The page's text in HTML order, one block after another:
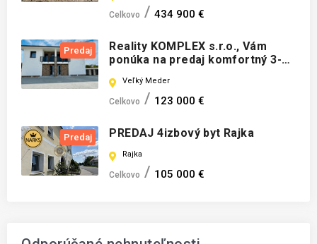
Celkovo 434 900 €
Predaj
Reality KOMPLEX s.r.o., Vám
ponúka na predaj komfortný 3-
štvorbytovky vo Veľkom Mederi
Veľký Meder
Celkovo 123 000 €
Predaj PREDAJ 4izbový byt Rajka
Rajka
Celkovo 105 000 €